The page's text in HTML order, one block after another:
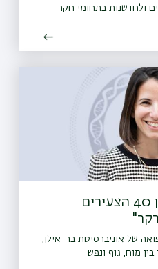
ולחדשנות בתחומי חקר
גנטית
ד"ר לירון רוזנקרנץ, בין 40 הצעירים
של אוניברסיטת בר-אילן,
מוח, גוף ונפש